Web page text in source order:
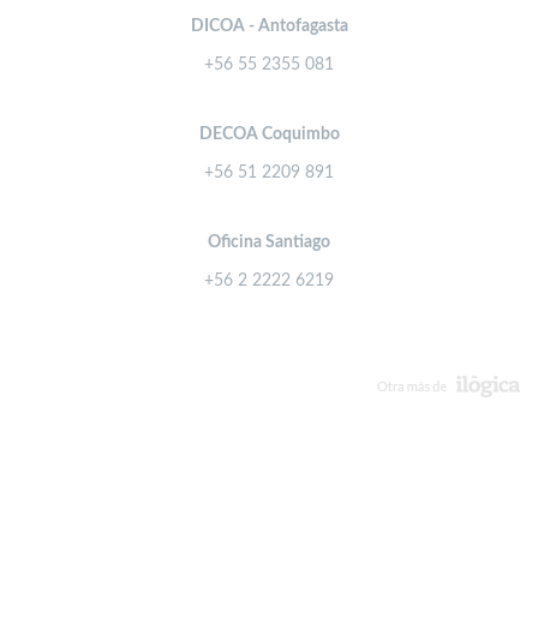
DICOA - Antofagasta
+56 55 2355 081
DECOA Coquimbo
+56 51 2209 891
Oficina Santiago
+56 2 2222 6219